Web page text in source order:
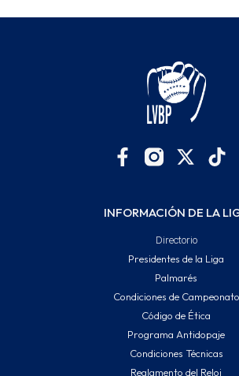
INFORMACIÓN DE LA
Directorio
Presidentes de la Liga
Palmarés
Condiciones de Campeonato
Código de Ética
Programa Antidopaje
Condiciones Técnicas
Reglamento del Reloj